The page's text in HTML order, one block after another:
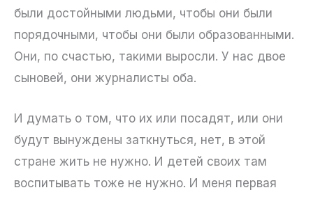
были достойными людьми, чтобы они были
порядочными, чтобы они были образованными.
Они, по счастью, такими выросли. У нас двое
сыновей, они журналисты оба.
И думать о том, что их или посадят, или они
будут вынуждены заткнуться, нет, в этой
стране жить не нужно. И детей своих там
воспитывать тоже не нужно. И меня первая